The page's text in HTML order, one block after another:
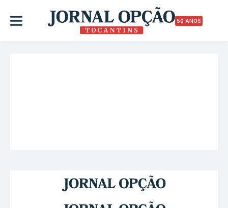
50 ANOS